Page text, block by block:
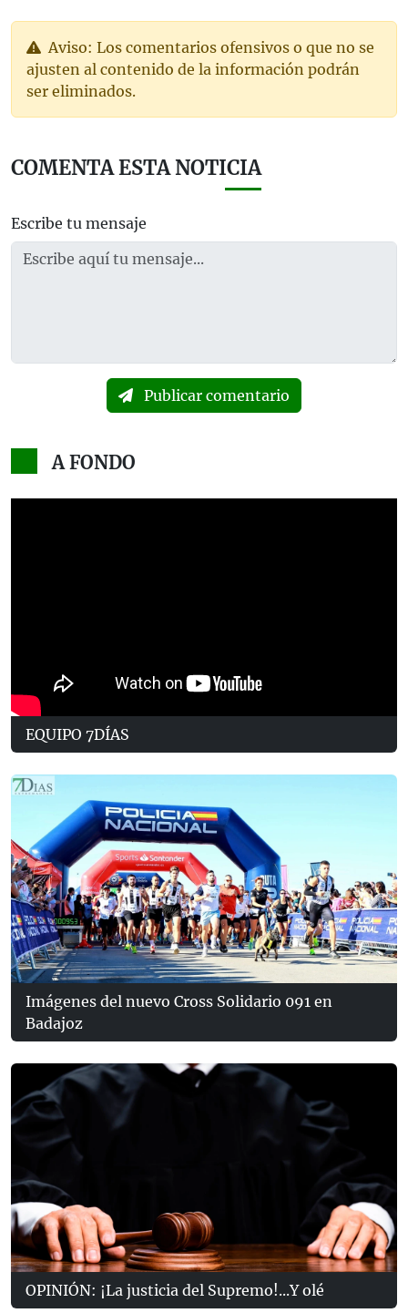
Aviso: Los comentarios ofensivos o que no se
ajusten al contenido de la información podrán
ser eliminados.
COMENTA ESTA NOTICIA
Escribe tu mensaje
Publicar comentario
A FONDO
EQUIPO 7DÍAS
Imágenes del nuevo Cross Solidario 091 en
Badajoz
OPINIÓN: ¡La justicia del Supremo!...Y olé